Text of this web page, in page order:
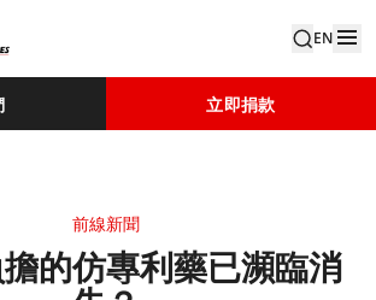
EN
立即捐款
前線新聞
的仿專利藥已瀕臨消